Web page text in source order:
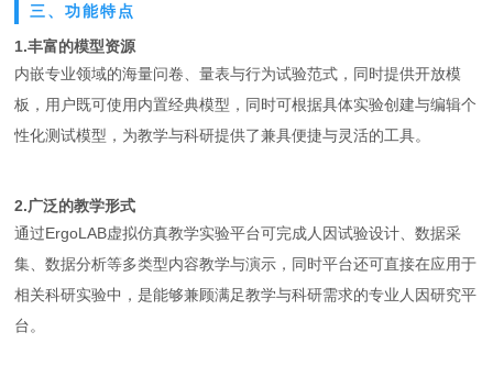
三、功能特点
1.丰富的模型资源
内嵌专业领域的海量问卷、量表与行为试验范式，同时提供开放模
板，用户既可使用内置经典模型，同时可根据具体实验创建与编辑个
性化测试模型，为教学与科研提供了兼具便捷与灵活的工具。
2.广泛的教学形式
通过ErgoLAB虚拟仿真教学实验平台可完成人因试验设计、数据采
集、数据分析等多类型内容教学与演示，同时平台还可直接在应用于
相关科研实验中，是能够兼顾满足教学与科研需求的专业人因研究平
台。